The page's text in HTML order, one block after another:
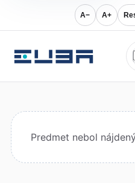
A− A+
Predmet nebol